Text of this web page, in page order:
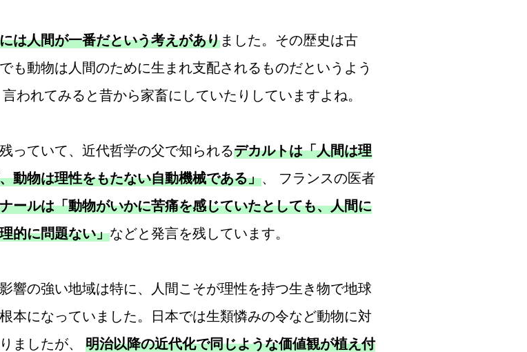
は人間が一番だという考えがありました。その歴史は古
も動物は人間のために生まれ支配されるものだというよう
われてみると昔から家畜にしていたりしていますよね。
っていて、近代哲学の父で知られるデカルトは「人間は理
動物は理性をもたない自動機械である」、 フランスの医者
ールは「動物がいかに苦痛を感じていたとしても、人間に
的に問題ない」などと発言を残しています。
響の強い地域は特に、人間こそが理性を持つ生き物で地球
本になっていました。日本では生類憐みの令など動物に対
ましたが、 明治以降の近代化で同じような価値観が植え付